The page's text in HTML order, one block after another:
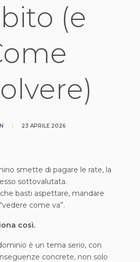
(e
| 23 APRILE 2026
smette di pagare le rate, la
sottovalutata.
basti aspettare, mandare
come va”.
così.
è un tema serio, con
concrete, non solo